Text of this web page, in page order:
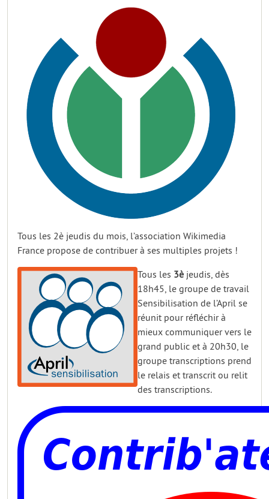
Tous les 2è jeudis du mois, l’association Wikimedia
France propose de contribuer à ses multiples projets !
Tous les 3è jeudis, dès
18h45, le groupe de travail
Sensibilisation de l’April se
réunit pour réfléchir à
mieux communiquer vers le
grand public et à 20h30, le
groupe transcriptions prend
le relais et transcrit ou relit
des transcriptions.